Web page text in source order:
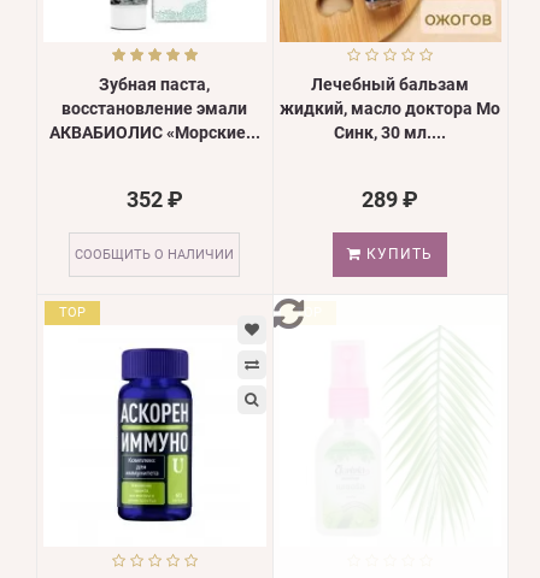
Зубная паста,
восстановление эмали
АКВАБИОЛИС «Морские...
352 ₽
СООБЩИТЬ О НАЛИЧИИ
Лечебный бальзам
жидкий, масло доктора Мо
Синк, 30 мл....
289 ₽
КУПИТЬ
TOP TOP